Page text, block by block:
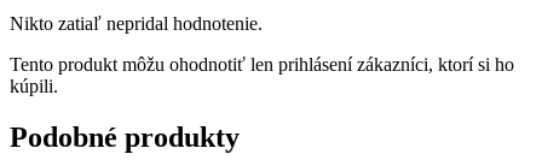
Nikto zatiaľ nepridal hodnotenie.
Tento produkt môžu ohodnotiť len prihlásení zákazníci, ktorí si ho
kúpili.
Podobné produkty